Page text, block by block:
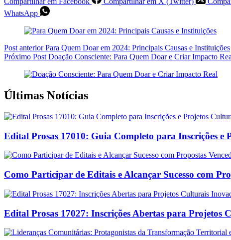
WhatsApp
Post anteriorPara Quem Doar em 2024: Principais Causas e Instituições
Próximo Post Doação Consciente: Para Quem Doar e Criar Impacto
Últimas Notícias
Edital Prosas 17010: Guia Completo para Inscrições e
Como Participar de Editais e Alcançar Sucesso com
Edital Prosas 17027: Inscrições Abertas para Projetos